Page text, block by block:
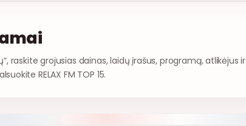
raskite grojusias dainas, laidų įrašus, programą, atlikėjus ir
RELAX FM TOP 15.